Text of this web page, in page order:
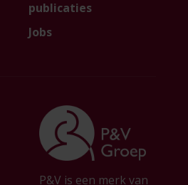
publicaties
Jobs
P&V is een merk van